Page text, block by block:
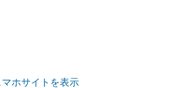
マホサイトを表示